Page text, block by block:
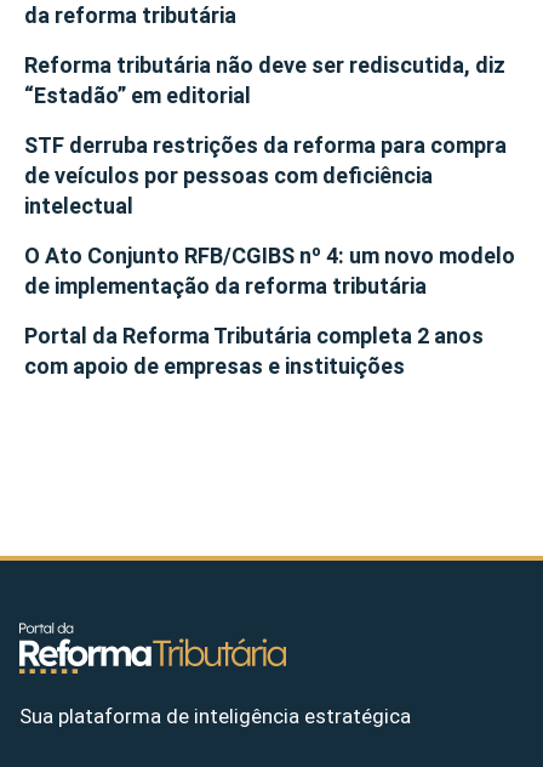
da reforma tributária
Reforma tributária não deve ser rediscutida, diz
“Estadão” em editorial
STF derruba restrições da reforma para compra
de veículos por pessoas com deficiência
intelectual
O Ato Conjunto RFB/CGIBS nº 4: um novo modelo
de implementação da reforma tributária
Portal da Reforma Tributária completa 2 anos
com apoio de empresas e instituições
Sua plataforma de inteligência estratégica